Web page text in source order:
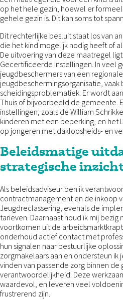
op het hele gezin, hoewel er
gehele gezin is. Dit kan soms tot
Dit rechterlijke besluit staat los van
die het kind mogelijk nodig heeft of
De uitvoering van deze maatregel
Gecertificeerde Instellingen. In veel
jeugdbeschermers van een regionale
jeugdbeschermingsorganisatie, vaak
scheidingsproblematiek. Er wordt
Thuis of bijvoorbeeld de gemeente.
instellingen, zoals de William
kinderen met een beperking, en het
op jongeren met dakloosheids- en
Beleidsmatige
strategische
Als beleidsadviseur ben ik
contractmanagement en de inkoop
Jeugdreclassering, evenals de
tarieven. Daarnaast houd ik mij bezig
voortkomen uit de
onderhoud actief contact met
hun signalen naar bestuurlijke
zorgmakelaars aan en ondersteun
vinden van passende zorg binnen
verantwoordelijkheid. Deze
waardevol, en leveren veel
frustrerend zijn.